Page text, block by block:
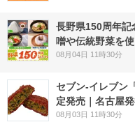
長野県150周年
噌や伝統野菜を
08月04日 11時30分
セブン-イレブン
定発売｜名古屋
08月03日 11時30分